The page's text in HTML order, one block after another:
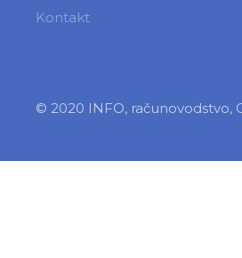
Kontakt
© 2020 INFO, računovodstvo,